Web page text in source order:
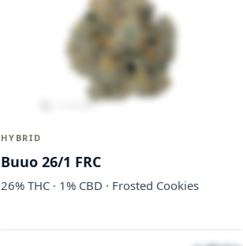
HYBRID
Buuo 26/1 FRC
26% THC · 1% CBD · Frosted Cookies